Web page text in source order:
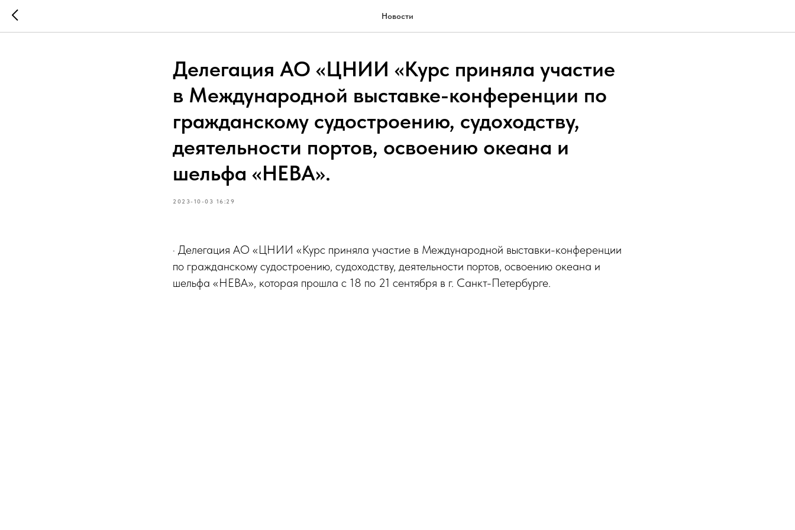
Новости
Делегация АО «ЦНИИ «Курс приняла участие
в Международной выставке-конференции по
гражданскому судостроению, судоходству,
деятельности портов, освоению океана и
шельфа «НЕВА».
2023-10-03 16:29
· Делегация АО «ЦНИИ «Курс приняла участие в Международной выставки-конференции
по гражданскому судостроению, судоходству, деятельности портов, освоению океана и
шельфа «НЕВА», которая прошла с 18 по 21 сентября в г. Санкт-Петербурге.